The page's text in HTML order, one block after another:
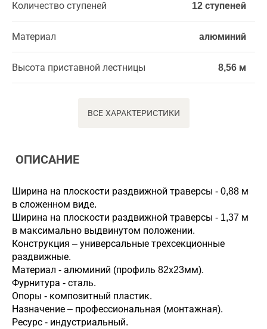
Количество ступеней 12 ступеней
Материал алюминий
Высота приставной лестницы 8,56 м
ВСЕ ХАРАКТЕРИСТИКИ
ОПИСАНИЕ
Ширина на плоскости раздвижной траверсы - 0,88 м
в сложенном виде.
Ширина на плоскости раздвижной траверсы - 1,37 м
в максимально выдвинутом положении.
Конструкция – универсальные трехсекционные
раздвижные.
Материал - алюминий (профиль 82х23мм).
Фурнитура - сталь.
Опоры - композитный пластик.
Назначение – профессиональная (монтажная).
Ресурс - индустриальный.